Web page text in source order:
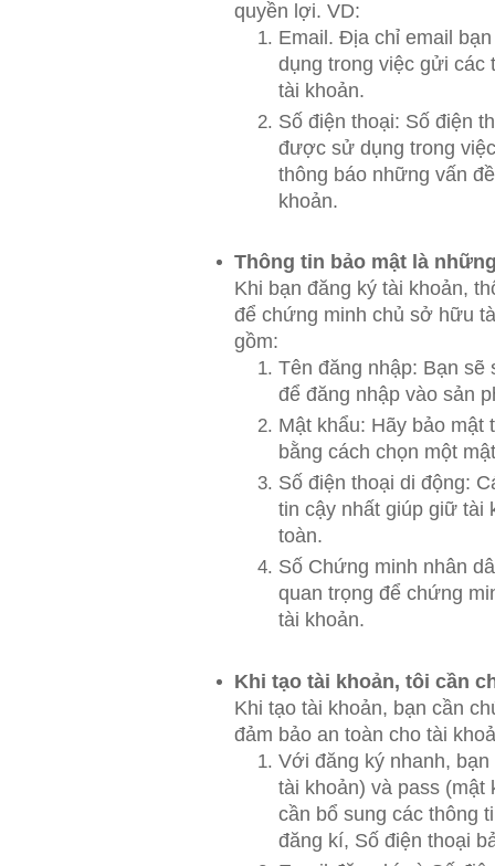
quyền lợi. VD:
Email. Địa chỉ email
dụng trong việc gửi các
tài khoản.
Số điện thoại: Số điện
được sử dụng trong
thông báo những vấn
khoản.
Thông tin bảo mật là
Khi bạn đăng ký tài khoản,
để chứng minh chủ sở hữu
gồm:
Tên đăng nhập: Bạn sẽ
để đăng nhập vào sản
Mật khẩu: Hãy bảo mật
bằng cách chọn một
Số điện thoại di động:
tin cậy nhất giúp giữ tài
toàn.
Số Chứng minh nhân
quan trọng để chứng
tài khoản.
Khi tạo tài khoản, tôi cần
Khi tạo tài khoản, bạn cần
đảm bảo an toàn cho tài
Với đăng ký nhanh,
tài khoản) và pass (mật
cần bổ sung các thông
đăng kí, Số điện thoại